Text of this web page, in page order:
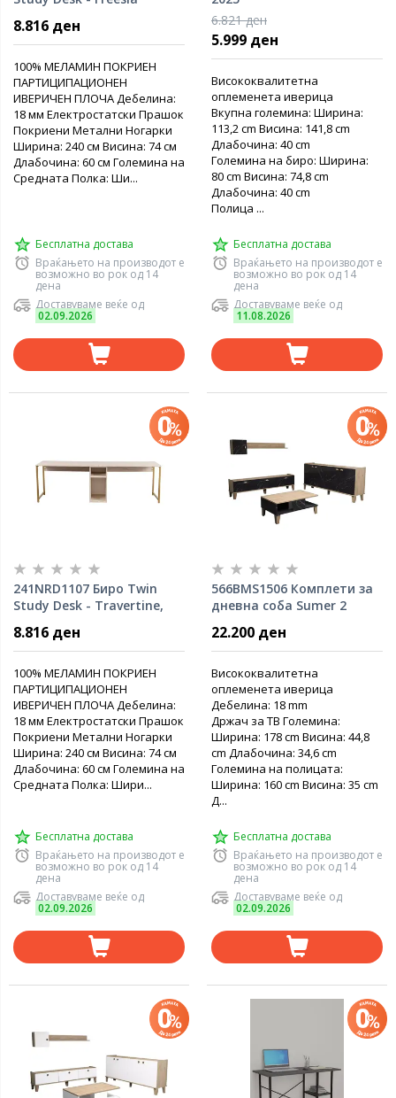
8.816 ден
100% МЕЛАМИН ПОКРИЕН
ПАРТИЦИПАЦИОНЕН
ИВЕРИЧЕН ПЛОЧА Дебелина:
18 мм Електростатски Прашок
Покриени Метални Ногарки
Ширина: 240 см Висина: 74 см
Длабочина: 60 см Големина на
Средната Полка: Ши...
Бесплатна достава
Враќањето на производот е
возможно во рок од 14
дена
Доставуваме веќе од
02.09.2026
6.821 ден
5.999 ден
Висококвалитетна
оплеменета иверица
Вкупна големина: Ширина:
113,2 cm Висина: 141,8 cm
Длабочина: 40 cm
Големина на биро: Ширина:
80 cm Висина: 74,8 cm
Длабочина: 40 cm
Полица ...
Бесплатна достава
Враќањето на производот е
возможно во рок од 14
дена
Доставуваме веќе од
11.08.2026
241NRD1107 Биро Twin
Study Desk - Travertine,
8.816 ден
100% МЕЛАМИН ПОКРИЕН
ПАРТИЦИПАЦИОНЕН
ИВЕРИЧЕН ПЛОЧА Дебелина:
18 мм Електростатски Прашок
Покриени Метални Ногарки
Ширина: 240 см Висина: 74 см
Длабочина: 60 см Големина на
Средната Полка: Шири...
Бесплатна достава
Враќањето на производот е
возможно во рок од 14
дена
Доставуваме веќе од
02.09.2026
566BMS1506 Комплети за
дневна соба Sumer 2
22.200 ден
Висококвалитетна
оплеменета иверица
Дебелина: 18 mm
Држач за ТВ Големина:
Ширина: 178 cm Висина: 44,8
cm Длабочина: 34,6 cm
Големина на полицата:
Ширина: 160 cm Висина: 35 cm
Д...
Бесплатна достава
Враќањето на производот е
возможно во рок од 14
дена
Доставуваме веќе од
02.09.2026